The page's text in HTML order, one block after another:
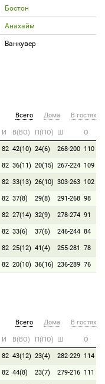
Бостон
Анахайм
Ванкувер
Всего Дома В гостях
И В(ВО) П(ПО) Ш О
82 42(10) 24(6) 268-200 110
82 36(11) 20(15) 267-224 109
82 33(13) 26(10) 303-263 102
82 37(8) 29(8) 291-268 98
82 27(14) 32(9) 278-274 91
82 33(6) 37(6) 246-244 84
82 25(12) 41(4) 255-281 78
82 20(10) 36(16) 236-289 76
Всего Дома В гостях
И В(ВО) П(ПО) Ш О
82 43(12) 23(4) 282-229 114
82 44(8) 23(7) 279-216 111